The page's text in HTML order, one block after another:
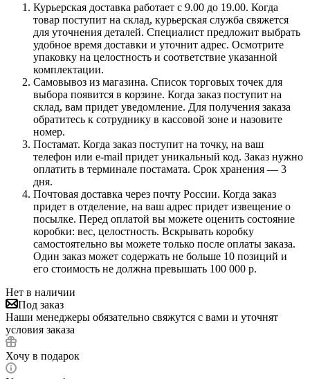
Курьерская доставка работает с 9.00 до 19.00. Когда
товар поступит на склад, курьерская служба свяжется
для уточнения деталей. Специалист предложит выбрать
удобное время доставки и уточнит адрес. Осмотрите
упаковку на целостность и соответствие указанной
комплектации.
Самовывоз из магазина. Список торговых точек для
выбора появится в корзине. Когда заказ поступит на
склад, вам придет уведомление. Для получения заказа
обратитесь к сотруднику в кассовой зоне и назовите
номер.
Постамат. Когда заказ поступит на точку, на ваш
телефон или e-mail придет уникальный код. Заказ нужно
оплатить в терминале постамата. Срок хранения — 3
дня.
Почтовая доставка через почту России. Когда заказ
придет в отделение, на ваш адрес придет извещение о
посылке. Перед оплатой вы можете оценить состояние
коробки: вес, целостность. Вскрывать коробку
самостоятельно вы можете только после оплаты заказа.
Один заказ может содержать не больше 10 позиций и
его стоимость не должна превышать 100 000 р.
Нет в наличии
Под заказ
Наши менеджеры обязательно свяжутся с вами и уточнят
условия заказа
Хочу в подарок